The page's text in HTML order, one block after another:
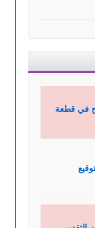
في قطعة